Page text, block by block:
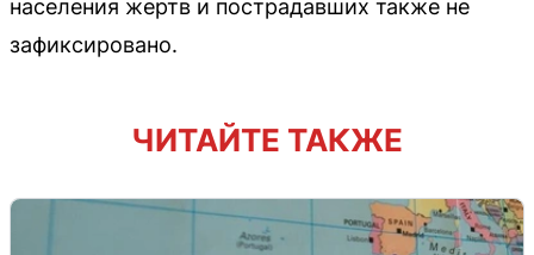
населения жертв и пострадавших также не
зафиксировано.
ЧИТАЙТЕ ТАКЖЕ